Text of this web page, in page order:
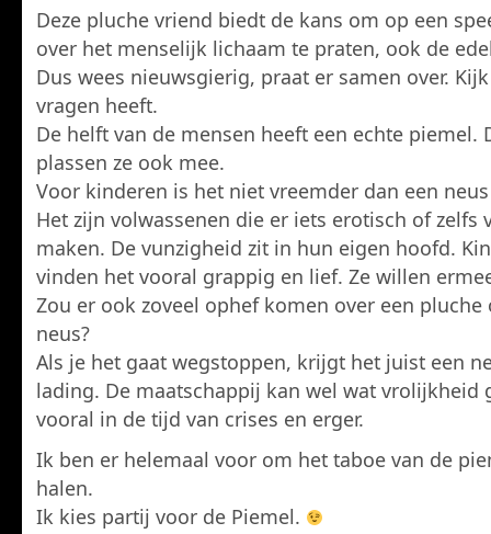
Deze pluche vriend biedt de kans om op een
over het menselijk lichaam te praten, ook de
Dus wees nieuwsgierig, praat er samen over.
vragen heeft.
De helft van de mensen heeft een echte piemel.
plassen ze ook mee.
Voor kinderen is het niet vreemder dan een
Het zijn volwassenen die er iets erotisch of zelfs
maken. De vunzigheid zit in hun eigen hoofd.
vinden het vooral grappig en lief. Ze willen
Zou er ook zoveel ophef komen over een pluche
neus?
Als je het gaat wegstoppen, krijgt het juist een
lading. De maatschappij kan wel wat vrolijkheid
vooral in de tijd van crises en erger.
Ik ben er helemaal voor om het taboe van de
halen.
Ik kies partij voor de Piemel.